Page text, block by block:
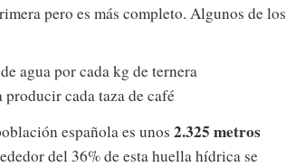
pero es más completo. Algunos de los
agua por cada kg de ternera
cada taza de café
española es unos 2.325 metros
del 36% de esta huella hídrica se